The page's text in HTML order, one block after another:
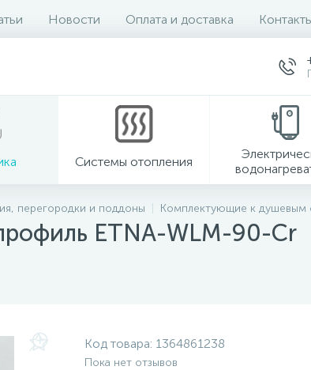
Новости Оплата и доставка
Системы отопления
перегородки и поддоны Комплектующие к душевым
ETNA-WLM-90-Cr
Код товара: 1364861238
Пока нет отзывов